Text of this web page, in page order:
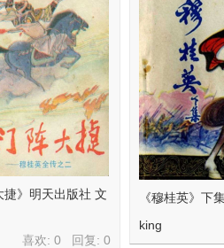
》明天出版社 文
喜欢: 0 回复: 0
《穆桂英》下
king